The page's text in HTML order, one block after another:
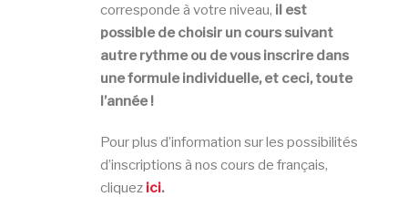
corresponde à votre niveau, il est
possible de choisir un cours suivant
autre rythme ou de vous inscrire dans
une formule individuelle, et ceci, toute
l’année !
Pour plus d’information sur les possibilités
d’inscriptions à nos cours de français,
cliquez ici.